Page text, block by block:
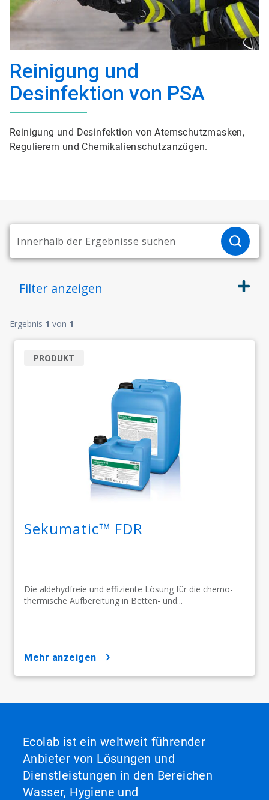
Reinigung und
Desinfektion von PSA
Reinigung und Desinfektion von Atemschutzmasken,
Regulierern und Chemikalienschutzanzügen.
Filter anzeigen
Ergebnis 1 von 1
Sekumatic™ FDR
Die aldehydfreie und effiziente Lösung für die chemo-
thermische Aufbereitung in Betten- und...
PRODUKT
mehr anzeigen
Ecolab ist ein weltweit führender
Anbieter von Lösungen und
Dienstleistungen in den Bereichen
Wasser, Hygiene und